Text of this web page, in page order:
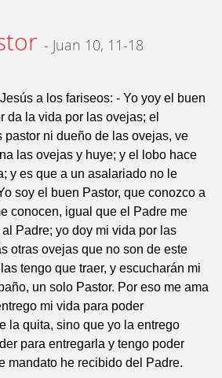
- Juan 10, 11-18
a los fariseos: - Yo yoy el buen
da la vida por las ovejas; el
pastor ni dueño de las ovejas, ve
las ovejas y huye; y el lobo hace
y es que a un asalariado no le
soy el buen Pastor, que conozco a
conocen, igual que el Padre me
Padre; yo doy mi vida por las
otras ovejas que no son de este
tengo que traer, y escucharán mi
un solo Pastor. Por eso me ama
mi vida para poder
la quita, sino que yo la entrego
para entregarla y tengo poder
mandato he recibido del Padre.